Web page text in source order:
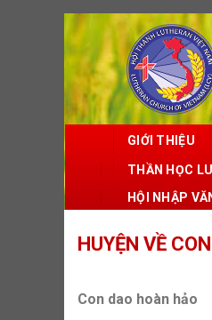
Skip
to
content
GIỚI THIỆU
THẦN HỌC
HỘI NHẬP
HUYỆN VỀ
Con dao hoàn hảo